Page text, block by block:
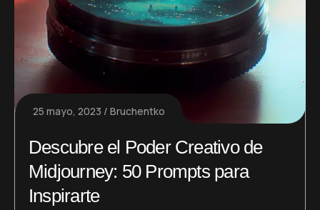
25 mayo, 2023 Bruchentko
Descubre el Poder Creativo de
Midjourney: 50 Prompts para
Inspirarte